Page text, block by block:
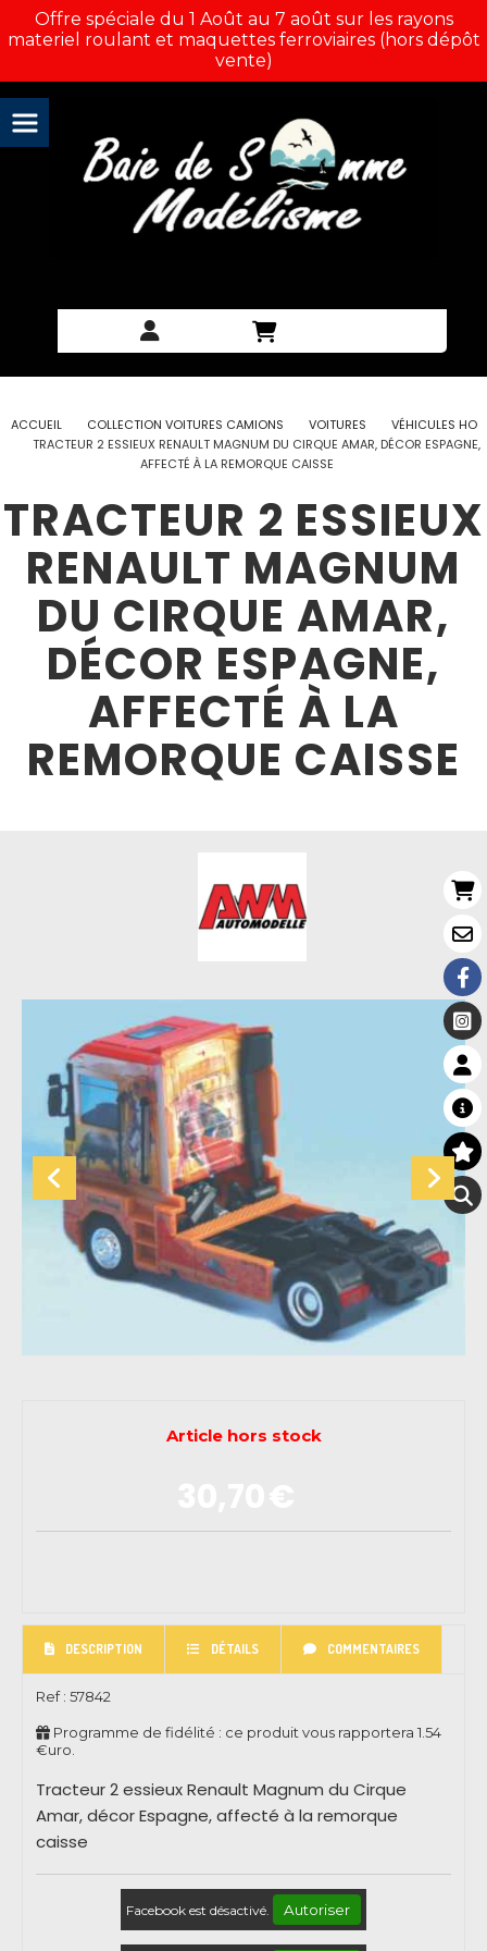
Offre spéciale du 1 Août au 7 août sur les rayons
materiel roulant et maquettes ferroviaires (hors dépôt
vente)
ACCUEIL COLLECTION VOITURES CAMIONS VOITURES
VÉHICULES HO
TRACTEUR 2 ESSIEUX RENAULT MAGNUM DU CIRQUE AMAR, DÉCOR ESPAGNE,
AFFECTÉ À LA REMORQUE CAISSE
TRACTEUR 2 ESSIEUX
RENAULT MAGNUM
DU CIRQUE AMAR,
DÉCOR ESPAGNE,
AFFECTÉ À LA
REMORQUE CAISSE
Article hors stock
DESCRIPTION DÉTAILS COMMENTAIRES
Ref : 57842
Programme de fidélité : ce produit vous rapportera 1.54
€uro.
Tracteur 2 essieux Renault Magnum du Cirque
Amar, décor Espagne, affecté à la remorque
caisse
Facebook est désactivé. Autoriser
Panneau de gestion des cookies